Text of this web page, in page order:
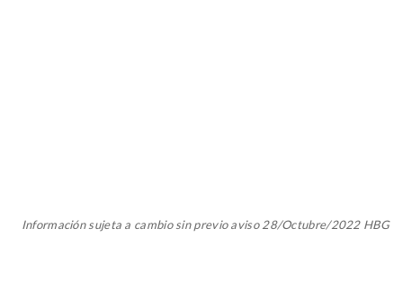
Información sujeta a cambio sin previo aviso 28/Octubre/2022 HBG